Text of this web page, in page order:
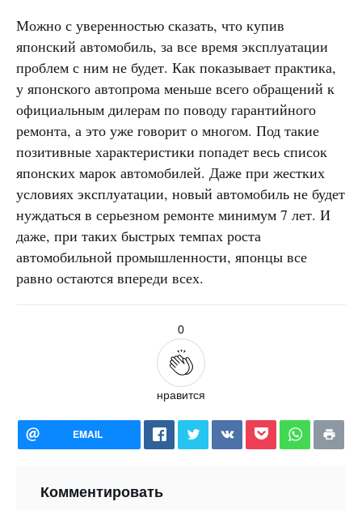
Можно с уверенностью сказать, что купив
японский автомобиль, за все время эксплуатации
проблем с ним не будет. Как показывает практика,
у японского автопрома меньше всего обращений к
официальным дилерам по поводу гарантийного
ремонта, а это уже говорит о многом. Под такие
позитивные характеристики попадет весь список
японских марок автомобилей. Даже при жестких
условиях эксплуатации, новый автомобиль не будет
нуждаться в серьезном ремонте минимум 7 лет. И
даже, при таких быстрых темпах роста
автомобильной промышленности, японцы все
равно остаются впереди всех.
0
нравится
EMAIL
Комментировать